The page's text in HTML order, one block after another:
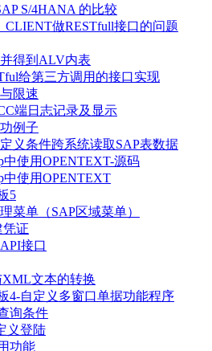
S/4HANA 的比较
做RESTfull接口的问题
得到ALV内表
给第三方调用的接口实现
限速
端日志记录及显示
例子
义条件跨系统读取SAP表数据
中使用OPENTEXT-源码
中使用OPENTEXT
5
菜单（SAP区域菜单）
凭证
接口
文本的转换
4-自定义多窗口单据功能程序
询条件
义登陆
功能